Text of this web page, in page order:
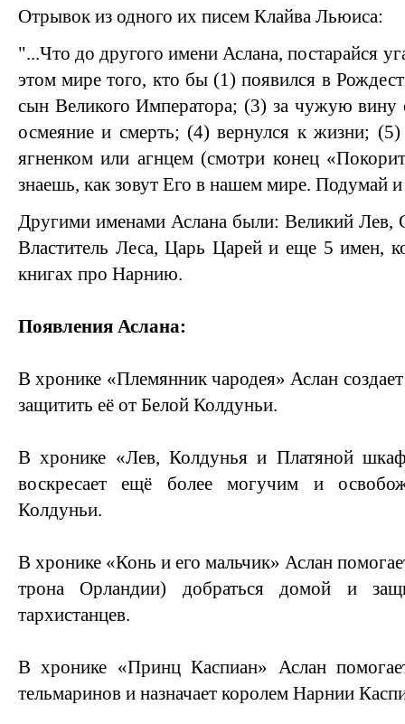
Отрывок из одного их писем Клайва Льюиса:
"...Что до другого имени Аслана, постарайся
этом мире того, кто бы (1) появился в
сын Великого Императора; (3) за чужую вину
осмеяние и смерть; (4) вернулся к жизни;
ягненком или агнцем (смотри конец
знаешь, как зовут Его в нашем мире. Подумай
Другими именами Аслана были: Великий Лев,
Властитель Леса, Царь Царей и еще 5 имен,
книгах про Нарнию.
Появления Аслана:
В хронике «Племянник чародея» Аслан
защитить её от Белой Колдуньи.
В хронике «Лев, Колдунья и Платяной
воскресает ещё более могучим и
Колдуньи.
В хронике «Конь и его мальчик» Аслан
трона Орландии) добраться домой и
тархистанцев.
В хронике «Принц Каспиан» Аслан
тельмаринов и назначает королем Нарнии